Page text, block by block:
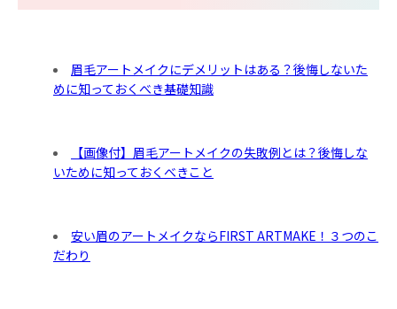
眉毛アートメイクにデメリットはある？後悔しないた
めに知っておくべき基礎知識
【画像付】眉毛アートメイクの失敗例とは？後悔しな
いために知っておくべきこと
安い眉のアートメイクならFIRST ARTMAKE！３つのこ
だわり